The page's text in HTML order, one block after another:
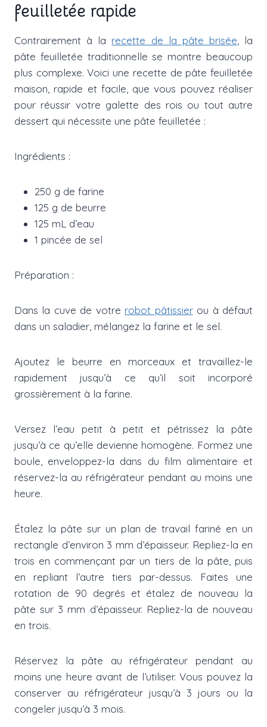
feuilletée rapide
Contrairement à la recette de la pâte brisée , la
pâte feuilletée traditionnelle se montre beaucoup
plus complexe. Voici une recette de pâte feuilletée
maison, rapide et facile, que vous pouvez réaliser
pour réussir votre galette des rois ou tout autre
dessert qui nécessite une pâte feuilletée :
Ingrédients :
250 g de farine
125 g de beurre
125 mL d’eau
1 pincée de sel
Préparation :
Dans la cuve de votre robot pâtissierou à défaut
dans un saladier, mélangez la farine et le sel.
Ajoutez le beurre en morceaux et travaillez-le
rapidement jusqu’à ce qu’il soit incorporé
grossièrement à la farine.
Versez l’eau petit à petit et pétrissez la pâte
jusqu’à ce qu’elle devienne homogène. Formez une
boule, enveloppez-la dans du film alimentaire et
réservez-la au réfrigérateur pendant au moins une
heure.
Étalez la pâte sur un plan de travail fariné en un
rectangle d’environ 3 mm d’épaisseur. Repliez-la en
trois en commençant par un tiers de la pâte, puis
en repliant l’autre tiers par-dessus. Faites une
rotation de 90 degrés et étalez de nouveau la
pâte sur 3 mm d’épaisseur. Repliez-la de nouveau
en trois.
Réservez la pâte au réfrigérateur pendant au
moins une heure avant de l’utiliser. Vous pouvez la
conserver au réfrigérateur jusqu’à 3 jours ou la
congeler jusqu’à 3 mois.